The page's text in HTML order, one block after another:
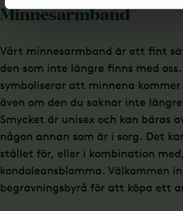
Minnesarmband
Vårt minnesarmband är ett fint
den som inte längre finns med
symboliserar att minnena
även om den du saknar inte
Smycket är unisex och kan bäras
någon annan som är i sorg. Det
stället för, eller i kombination
kondoleansblomma. Välkommen
begravningsbyrå för att köpa ett